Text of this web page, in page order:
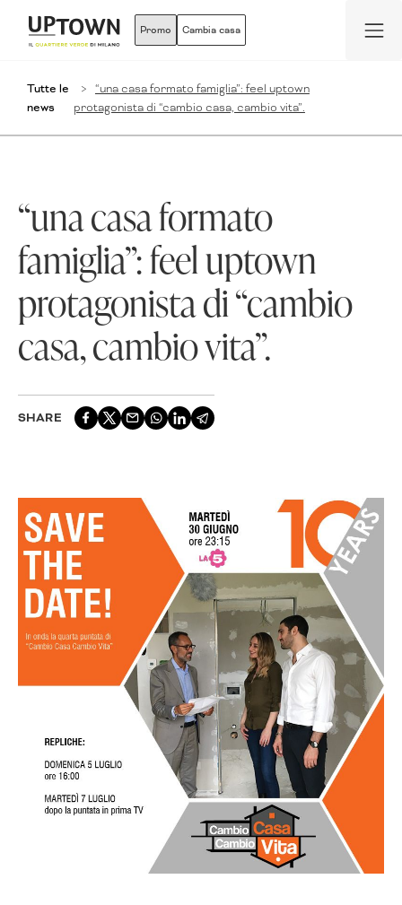
Promo Cambia casa
Tutte le
news
“una casa formato famiglia”: feel uptown
protagonista di “cambio casa, cambio vita”.
“una casa formato
famiglia”: feel uptown
protagonista di “cambio
casa, cambio vita”.
SHARE